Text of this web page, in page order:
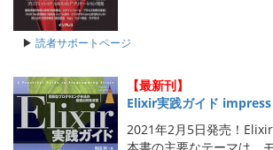
▶ 読者サポートページ
【最新刊】
Elixir実践ガイド
2021年2月5日発売！Elixir